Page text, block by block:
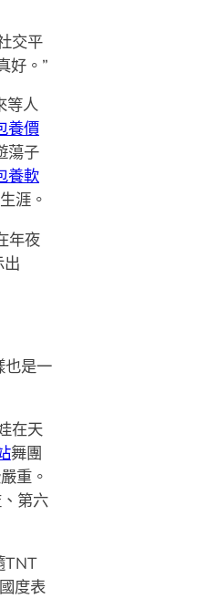
交平
好。”
等人
養價
蕩子
養軟
涯。
年夜
出
也是一
在天
舞團
重。
第六
TNT
度表